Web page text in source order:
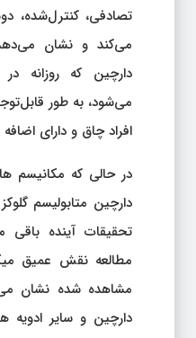
دارچین که روزانه
می‌شود، به طور
افراد چاق و دارای
در حالی که مکانیسم
دارچین متابولیسم
تحقیقات آینده باقی
مطالعه نقش عمیق
مشاهده شده نشان
دارچین و سایر ادویه